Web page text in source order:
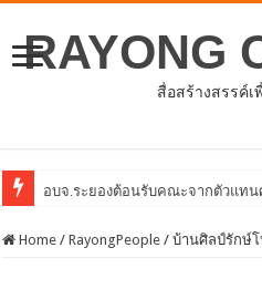
RAYONG
สื่อสร้างสรรค์เ
Home / RayongPeople / บ้านศิลป์รักษ์